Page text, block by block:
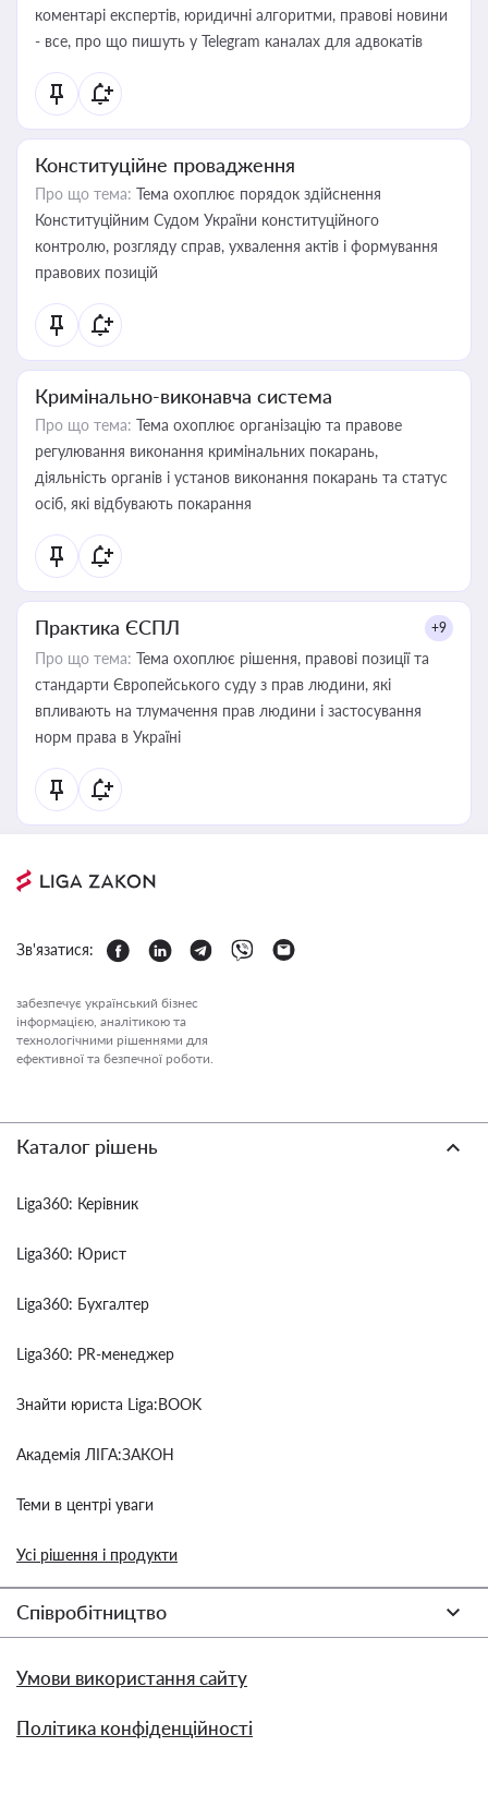
коментарі експертів, юридичні алгоритми, правові новини
- все, про що пишуть у Telegram каналах для адвокатів
Конституційне провадження
Про що тема: Тема охоплює порядок здійснення
Конституційним Судом України конституційного
контролю, розгляду справ, ухвалення актів і формування
правових позицій
Кримінально-виконавча система
Про що тема: Тема охоплює організацію та правове
регулювання виконання кримінальних покарань,
діяльність органів і установ виконання покарань та статус
осіб, які відбувають покарання
Практика ЄСПЛ +9
Про що тема: Тема охоплює рішення, правові позиції та
стандарти Європейського суду з прав людини, які
впливають на тлумачення прав людини і застосування
норм права в Україні
Зв'язатися:
забезпечує український бізнес
інформацією, аналітикою та
технологічними рішеннями для
ефективної та безпечної роботи.
Каталог рішень
Liga360: Керівник
Liga360: Юрист
Liga360: Бухгалтер
Liga360: PR-менеджер
Знайти юриста Liga:BOOK
Академія ЛІГА:ЗАКОН
Теми в центрі уваги
Усі рішення і продукти
Співробітництво
Умови використання сайту
Політика конфіденційності